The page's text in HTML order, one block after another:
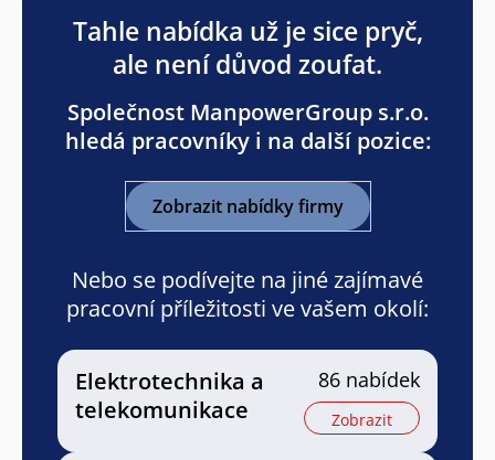
Tahle nabídka už je sice pryč,
ale není důvod zoufat.
Společnost ManpowerGroup s.r.o.
hledá pracovníky i na další pozice:
Zobrazit nabídky firmy
Nebo se podívejte na jiné zajímavé
pracovní příležitosti ve vašem okolí:
Elektrotechnika a
telekomunikace
86 nabídek
Zobrazit